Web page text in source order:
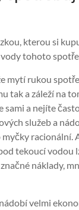
kterou si
tohoto
mytí rukou
tak a záleží na
sami a nejíte
služeb a
racionální.
tekoucí vodou
náklady,
velmi